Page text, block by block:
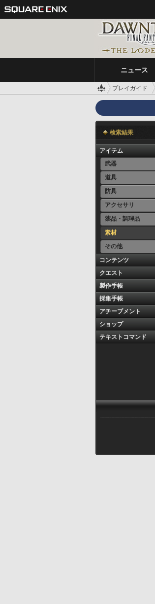
ニュース
プレイガイド
検索結果
アイテム
武器
道具
防具
アクセサリ
薬品・調理品
素材
その他
コンテンツ
クエスト
製作手帳
採集手帳
アチーブメント
ショップ
テキストコマンド